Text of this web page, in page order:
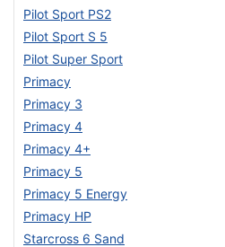
Pilot Sport PS2
Pilot Sport S 5
Pilot Super Sport
Primacy
Primacy 3
Primacy 4
Primacy 4+
Primacy 5
Primacy 5 Energy
Primacy HP
Starcross 6 Sand